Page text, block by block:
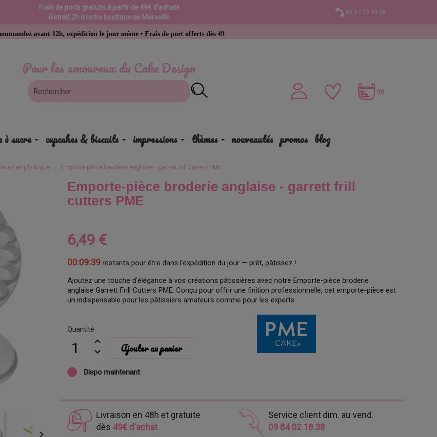
Frais de ports gratuits à partir de 49€ d'achats
Retrait 2h à notre boutique de Marseille
09.84.02.18.38
Pour les amoureux du Cake Design
12h, expédition le jour même • Frais de port offerts dès 49 € d’achat
(0)
à sucre cupcakes & biscuits impressions thèmes nouveautés promos blog
en plastique Emporte-pièce broderie anglaise - garrett frill cutters PME

Emporte-pièce broderie anglaise - garrett frill
cutters PME
6,49 €
00:09:38 restants pour être dans l’expédition du jour — prêt, pâtissez !
Ajoutez une touche d'élégance à vos créations pâtissières avec notre Emporte-pièce broderie
anglaise Garrett Frill Cutters PME. Conçu pour offrir une finition professionnelle, cet emporte-pièce est
un indispensable pour les pâtissiers amateurs comme pour les experts.
Quantité
Ajouter au panier
Dispo maintenant
Livraison en 48h et gratuite
dès 49€ d'achat
Service client dim. au vend.
09 84 02 18 38